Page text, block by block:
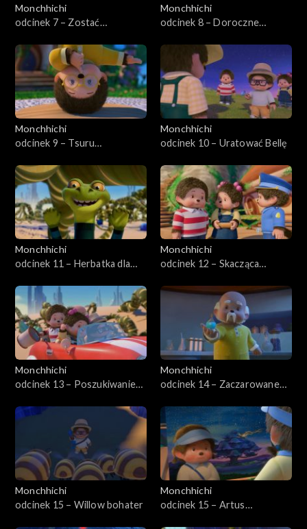
Monchhichi
odcinek 7 – Zostać
Monchhichi
odcinek 8 – Doroczne
Monchhichi
odcinek 9 – Tsuru
Monchhichi
odcinek 10 – Uratować Bellę
Monchhichi
odcinek 11 – Herbatka dla
Monchhichi
odcinek 12 – Skacząca
Monchhichi
odcinek 13 – Poszukiwanie
Monchhichi
odcinek 14 – Zaczarowane
Monchhichi
odcinek 15 – Willow bohater
Monchhichi
odcinek 15 – Artus